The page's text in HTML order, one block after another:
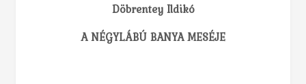
Döbrentey Ildikó
A NÉGYLÁBÚ BANYA MESÉJE